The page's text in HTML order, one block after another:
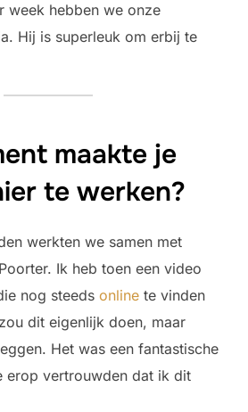
week hebben we onze
Hij is superleuk om erbij te
maakte je
te werken?
werkten we samen met
Ik heb toen een video
nog steeds online te vinden
dit eigenlijk doen, maar
Het was een fantastische
erop vertrouwden dat ik dit